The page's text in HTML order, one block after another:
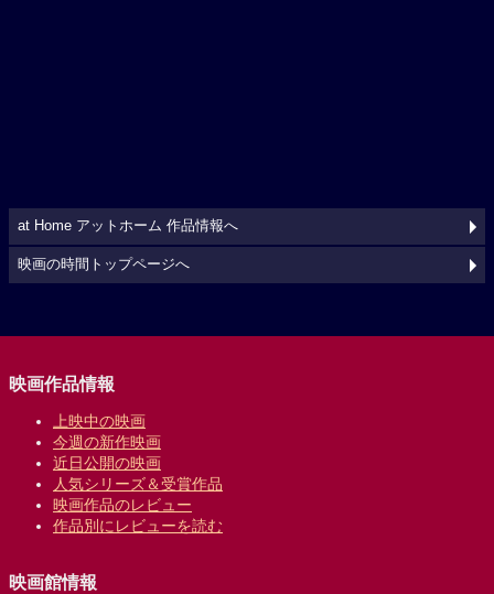
at Home アットホーム 作品情報へ
映画の時間トップページへ
映画作品情報
上映中の映画
今週の新作映画
近日公開の映画
人気シリーズ＆受賞作品
映画作品のレビュー
作品別にレビューを読む
映画館情報